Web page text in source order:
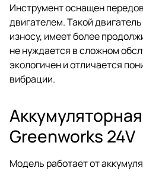
Инструмент оснащен
двигателем. Такой
износу, имеет более
не нуждается в сложном
экологичен и отличается
вибрации.
Greenworks 24V
Модель работает от